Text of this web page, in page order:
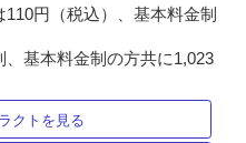
円（税込）、基本料金制
基本料金制の方共に1,023
クトを見る